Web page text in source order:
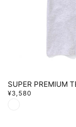
SUPER PREMIUM
¥3,580